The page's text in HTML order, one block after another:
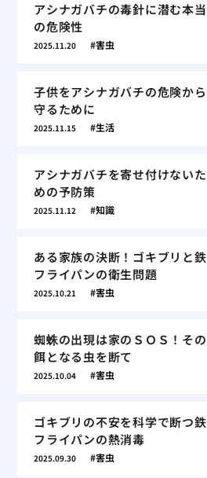
アシナガバチの毒針に潜む本当
の危険性
2025.11.20 害虫
子供をアシナガバチの危険から
守るために
2025.11.15 生活
アシナガバチを寄せ付けないた
めの予防策
2025.11.12 知識
ある家族の決断！ゴキブリと鉄
フライパンの衛生問題
2025.10.21 害虫
蜘蛛の出現は家のＳＯＳ！その
餌となる虫を断て
2025.10.04 害虫
ゴキブリの不安を科学で断つ鉄
フライパンの熱消毒
2025.09.30 害虫